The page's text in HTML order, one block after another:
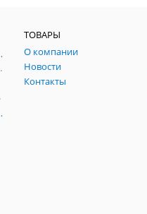
ГНСС
помех
помех
ТОВАРЫ
О компании
Новости
Контакты